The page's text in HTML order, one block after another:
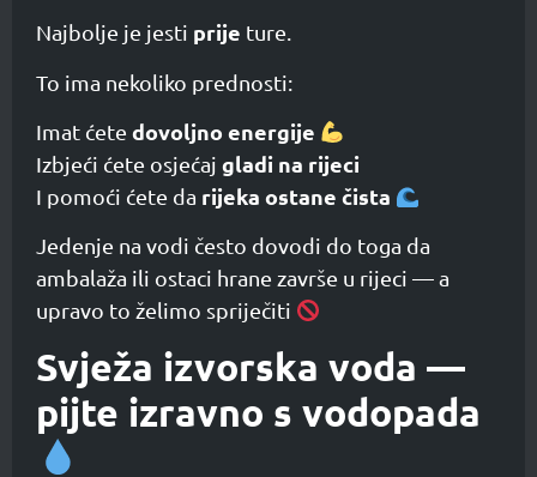
Najbolje je jesti prije ture.
To ima nekoliko prednosti:
Imat ćete dovoljno energije
Izbjeći ćete osjećaj gladi na rijeci
I pomoći ćete da rijeka ostane čista
Jedenje na vodi često dovodi do toga da
ambalaža ili ostaci hrane završe u rijeci — a
upravo to želimo spriječiti
Svježa izvorska voda —
pijte izravno s vodopada